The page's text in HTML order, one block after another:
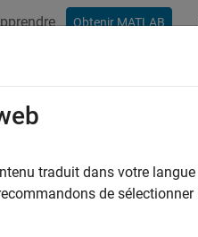
Obtenir MATLAB
traduit dans votre
de